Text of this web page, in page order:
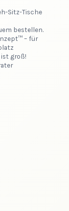
Sitz-Tische
bestellen.
– für
groß!